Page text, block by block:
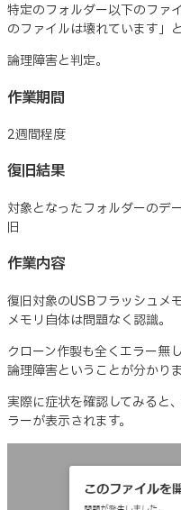
特定のフォルダー以下のファ
のファイルは壊れています」
論理障害と判定。
作業期間
2週間程度
復旧結果
対象となったフォルダーの
旧
作業内容
復旧対象のUSBフラッシュメ
メモリ自体は問題なく認識。
クローン作製も全くエラー無
論理障害ということが分かりま
実際に症状を確認してみると
ラーが表示されます。